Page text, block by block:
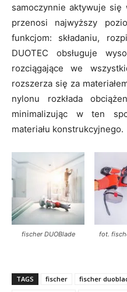
samoczynnie aktywuje
przenosi najwyższy
funkcjom: składaniu,
DUOTEC obsługuje
rozciągające we
rozszerza się za
nylonu rozkłada
minimalizując w ten
materiału konstrukcyjnego.
fischer DUOBlade fot.
TAGS fischer fischer